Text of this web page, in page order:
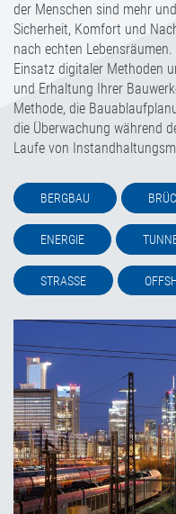
der Menschen sind mehr
Sicherheit, Komfort und
nach echten
Einsatz digitaler Methoden
und Erhaltung Ihrer
Methode, die
die Überwachung während
Laufe von
BERGBAU
ENERGIE
STRASSE